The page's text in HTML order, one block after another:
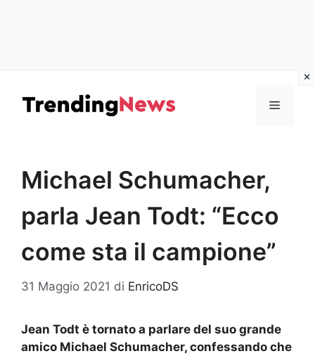
contenuto
Menu
Michael Schumacher,
parla Jean Todt: “Ecco
come sta il campione”
31 Maggio 2021 di EnricoDS
Jean Todt è tornato a parlare del suo grande
amico Michael Schumacher, confessando che